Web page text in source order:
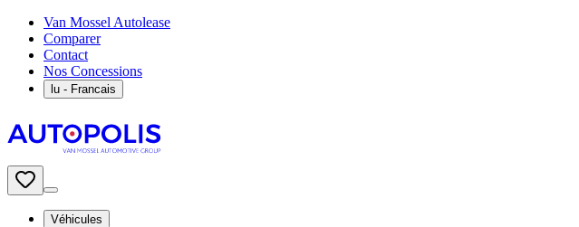
Van Mossel Autolease
Comparer
Contact
Nos Concessions
lu - Francais
Véhicules